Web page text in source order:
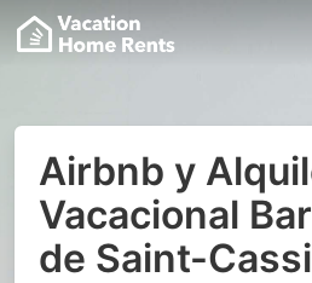
Airbnb y
Vacacional
de Saint-